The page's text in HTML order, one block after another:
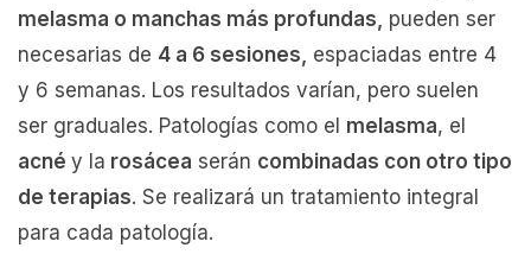
melasma o manchas más profundas, pueden ser
necesarias de 4 a 6 sesiones, espaciadas entre 4
y 6 semanas. Los resultados varían, pero suelen
ser graduales. Patologías como el melasma, el
acné y la rosácea serán combinadas con otro tipo
de terapias. Se realizará un tratamiento integral
para cada patología.